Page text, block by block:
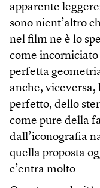
apparente
sono nient’altro
nel film ne è lo
come
perfetta
anche, viceversa,
perfetto, dello
come pure della
dall’iconografia
quella proposta
c’entra molto.